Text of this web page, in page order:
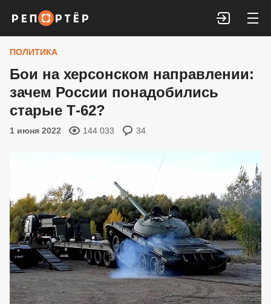
Войти
ПОЛИТИКА
Бои на херсонском направлении:
зачем России понадобились
старые Т-62?
1 июня 2022 144 033 34